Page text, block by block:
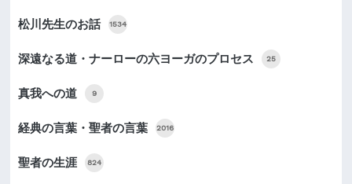
松川先生のお話 1534
深遠なる道・ナーローの六ヨーガのプロセス 25
真我への道 9
経典の言葉・聖者の言葉 2016
聖者の生涯 824